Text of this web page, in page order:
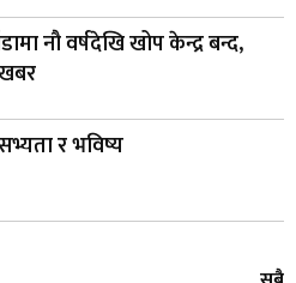
नौ वर्षदेखि खोप केन्द्र बन्द,
र भविष्य
किसानको धानबाली नष्ट,